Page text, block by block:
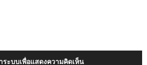
ระบบเพื่อแสดงความคิดเห็น